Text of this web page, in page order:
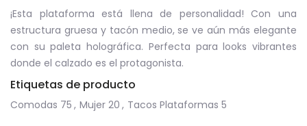
¡Esta plataforma está llena de personalidad! Con una
estructura gruesa y tacón medio, se ve aún más elegante
con su paleta holográfica. Perfecta para looks vibrantes
donde el calzado es el protagonista.
Etiquetas de producto
Comodas 75 , Mujer 20 , Tacos Plataformas 5